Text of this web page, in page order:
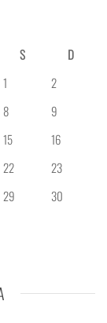
S
D
1
2
8
9
15
16
22
23
29
30